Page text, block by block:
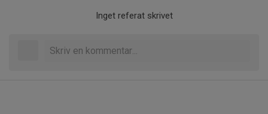
Inget referat skrivet